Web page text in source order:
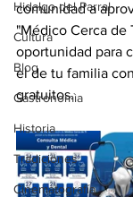
Hidalgo del Parral
Cultura
Blog
Gastronomìa
Historia
Tradiciones
Cinematografía
comunidad a
"Médico Cerca de
oportunidad para
el de tu familia
gratuitos.